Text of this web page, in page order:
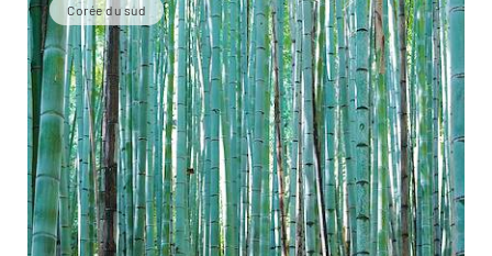
Corée du sud